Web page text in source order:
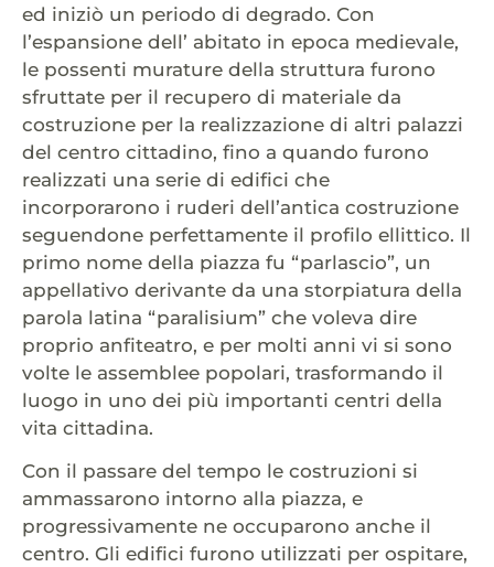
ed iniziò un periodo di degrado. Con
l’espansione dell’ abitato in epoca medievale,
le possenti murature della struttura furono
sfruttate per il recupero di materiale da
costruzione per la realizzazione di altri palazzi
del centro cittadino, fino a quando furono
realizzati una serie di edifici che
incorporarono i ruderi dell’antica costruzione
seguendone perfettamente il profilo ellittico. Il
primo nome della piazza fu “parlascio”, un
appellativo derivante da una storpiatura della
parola latina “paralisium” che voleva dire
proprio anfiteatro, e per molti anni vi si sono
volte le assemblee popolari, trasformando il
luogo in uno dei più importanti centri della
vita cittadina.
Con il passare del tempo le costruzioni si
ammassarono intorno alla piazza, e
progressivamente ne occuparono anche il
centro. Gli edifici furono utilizzati per ospitare,